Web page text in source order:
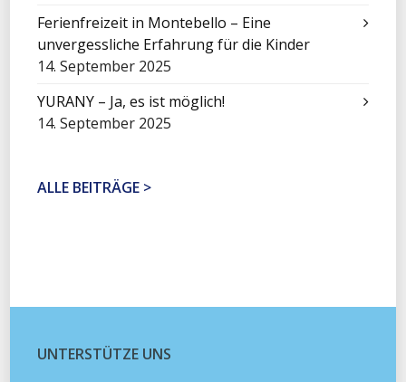
Ferienfreizeit in Montebello – Eine
unvergessliche Erfahrung für die Kinder
14. September 2025
YURANY – Ja, es ist möglich!
14. September 2025
ALLE BEITRÄGE >
UNTERSTÜTZE UNS